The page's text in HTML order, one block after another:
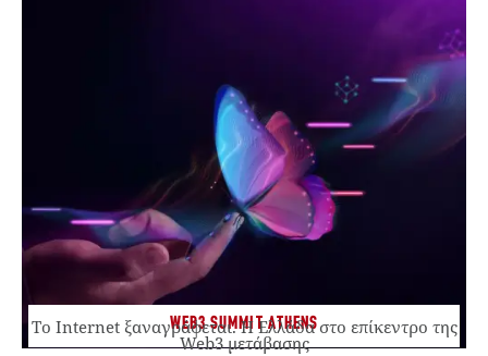
WEB3 SUMMIT ATHENS
Το Internet ξαναγράφεται. Η Ελλάδα στο επίκεντρο της
Web3 μετάβασης